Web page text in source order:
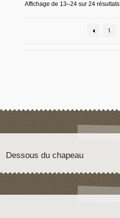
Affichage de 13–24 sur 24 résultats
1
Dessous du chapeau